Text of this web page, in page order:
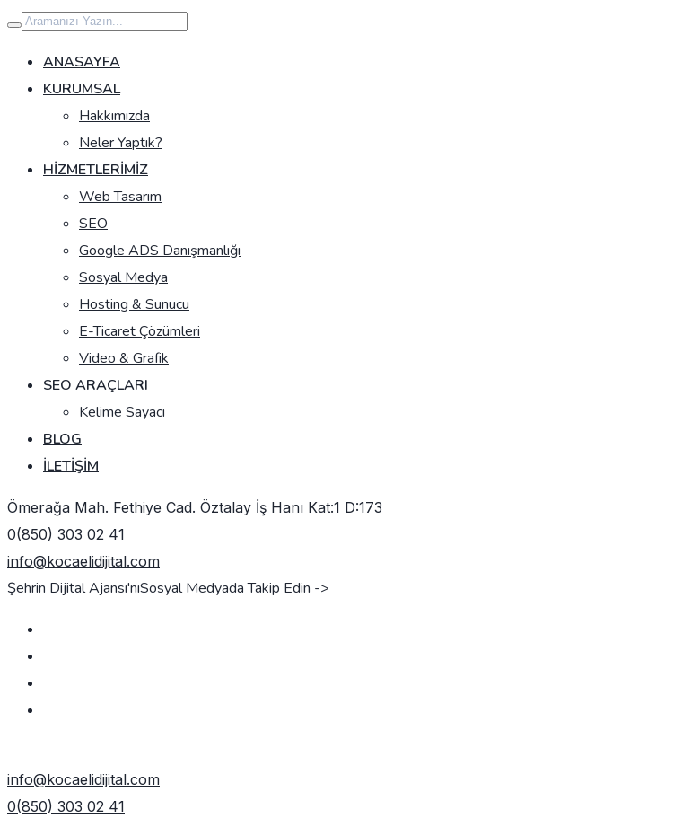
İçeriğe
geç
ANASAYFA
KURUMSAL
Hakkımızda
Neler Yaptık?
HIZMETLERIMIZ
Web Tasarım
SEO
Google ADS Danışmanlığı
Sosyal Medya
Hosting & Sunucu
E-Ticaret Çözümleri
Video & Grafik
SEO ARAÇLARI
Kelime Sayacı
BLOG
İLETIŞIM
Ömerağa Mah. Fethiye Cad. Öztalay İş Hanı Kat:1 D:173
0(850) 303 02 41
info@kocaelidijital.com
Şehrin Dijital Ajansı'nıSosyal Medyada Takip Edin ->
info@kocaelidijital.com
0(850) 303 02 41